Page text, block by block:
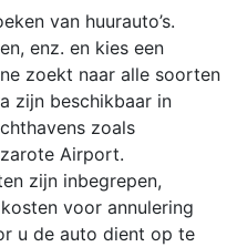
van huurauto’s.
enz. en kies een
zoekt naar alle soorten
zijn beschikbaar in
zoals
Airport.
zijn inbegrepen,
voor annulering
u de auto dient op te